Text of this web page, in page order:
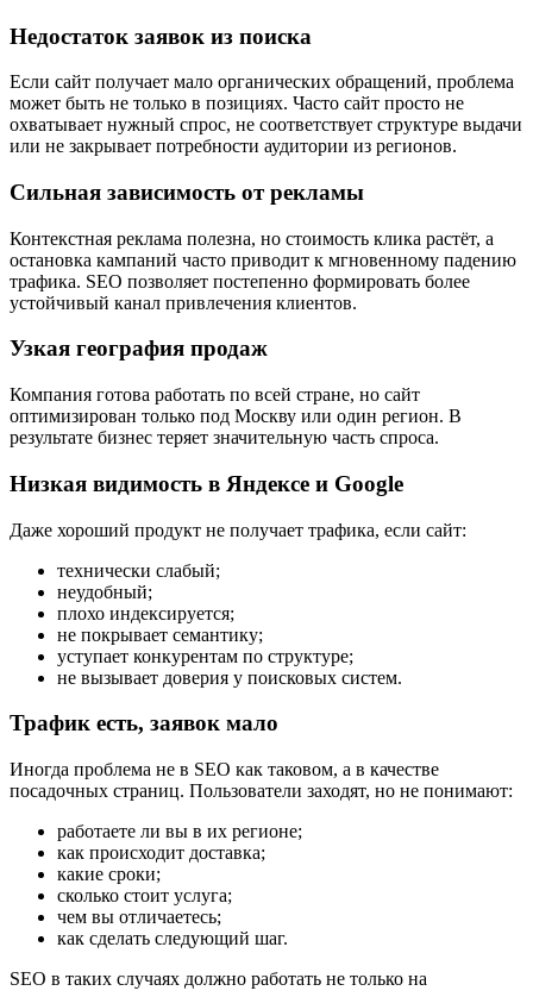
Недостаток заявок из поиска
Если сайт получает мало органических обращений, проблема
может быть не только в позициях. Часто сайт просто не
охватывает нужный спрос, не соответствует структуре выдачи
или не закрывает потребности аудитории из регионов.
Сильная зависимость от рекламы
Контекстная реклама полезна, но стоимость клика растёт, а
остановка кампаний часто приводит к мгновенному падению
трафика. SEO позволяет постепенно формировать более
устойчивый канал привлечения клиентов.
Узкая география продаж
Компания готова работать по всей стране, но сайт
оптимизирован только под Москву или один регион. В
результате бизнес теряет значительную часть спроса.
Низкая видимость в Яндексе и Google
Даже хороший продукт не получает трафика, если сайт:
технически слабый;
неудобный;
плохо индексируется;
не покрывает семантику;
уступает конкурентам по структуре;
не вызывает доверия у поисковых систем.
Трафик есть, заявок мало
Иногда проблема не в SEO как таковом, а в качестве
посадочных страниц. Пользователи заходят, но не понимают:
работаете ли вы в их регионе;
как происходит доставка;
какие сроки;
сколько стоит услуга;
чем вы отличаетесь;
как сделать следующий шаг.
SEO в таких случаях должно работать не только на